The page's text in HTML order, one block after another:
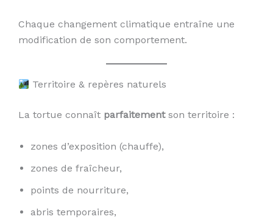
Chaque changement climatique entraîne une
modification de son comportement.
Territoire & repères naturels
La tortue connaît parfaitementson territoire :
zones d’exposition (chauffe),
zones de fraîcheur,
points de nourriture,
abris temporaires,